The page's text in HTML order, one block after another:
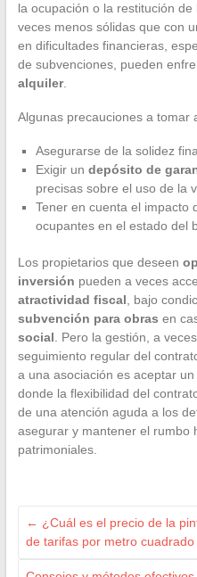
la ocupación o la restitución
veces menos sólidas que con
en dificultades financieras,
de subvenciones, pueden
alquiler.
Algunas precauciones a tomar
Asegurarse de la solidez
Exigir un depósito de
precisas sobre el uso de la
Tener en cuenta el impacto
ocupantes en el estado del
Los propietarios que deseen
inversión pueden a veces
atractividad fiscal , bajo
subvención para obras en
social . Pero la gestión, a
seguimiento regular del
a una asociación es aceptar
donde la flexibilidad del
de una atención aguda a los
asegurar y mantener el rumbo
patrimoniales.
← ¿Cuál es el precio de la
de tarifas por metro cuadrado